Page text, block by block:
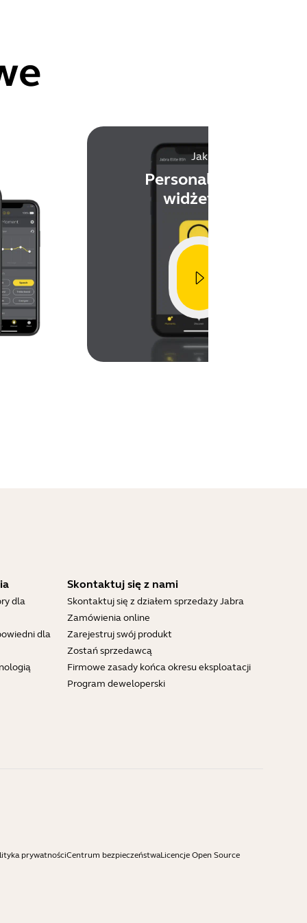
Jak
Personalizacja
widżetów
dla
dla
Skontaktuj się z nami
Skontaktuj się z działem sprzedaży Jabra
Zamówienia online
Zarejestruj swój produkt
Zostań sprzedawcą
Firmowe zasady końca okresu eksploatacji
Program deweloperski
prywatnościCentrum bezpieczeństwaLicencje Open Source